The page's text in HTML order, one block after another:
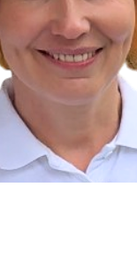
dáta
Povoliť vybrané